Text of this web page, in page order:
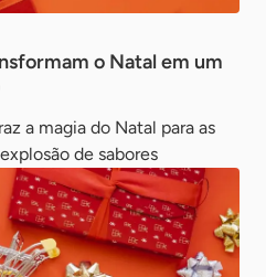
o Natal em um
a magia do Natal para as
de sabores